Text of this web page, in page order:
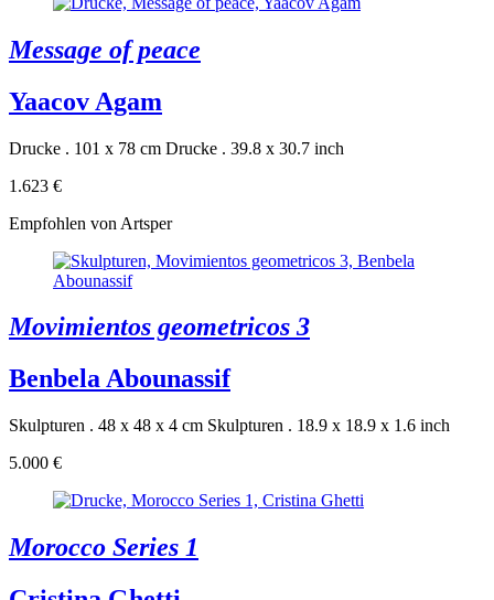
Message of peace
Yaacov Agam
Drucke . 101 x 78 cm Drucke . 39.8 x 30.7 inch
1.623 €
Empfohlen von Artsper
Movimientos geometricos 3
Benbela Abounassif
Skulpturen . 48 x 48 x 4 cm Skulpturen . 18.9 x 18.9 x 1.6 inch
5.000 €
Morocco Series 1